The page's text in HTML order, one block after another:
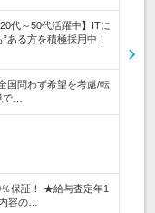
代～50代活躍中】ITに
ある方を積極採用中！
国問わず希望を考慮/転
で…
保証！ ★給与査定年1
容の…